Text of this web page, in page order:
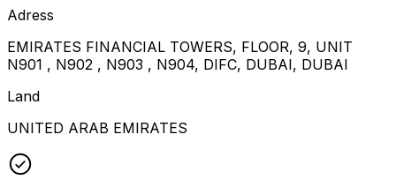
Adress
EMIRATES FINANCIAL TOWERS, FLOOR, 9, UNIT
N901 , N902 , N903 , N904, DIFC, DUBAI, DUBAI
Land
UNITED ARAB EMIRATES